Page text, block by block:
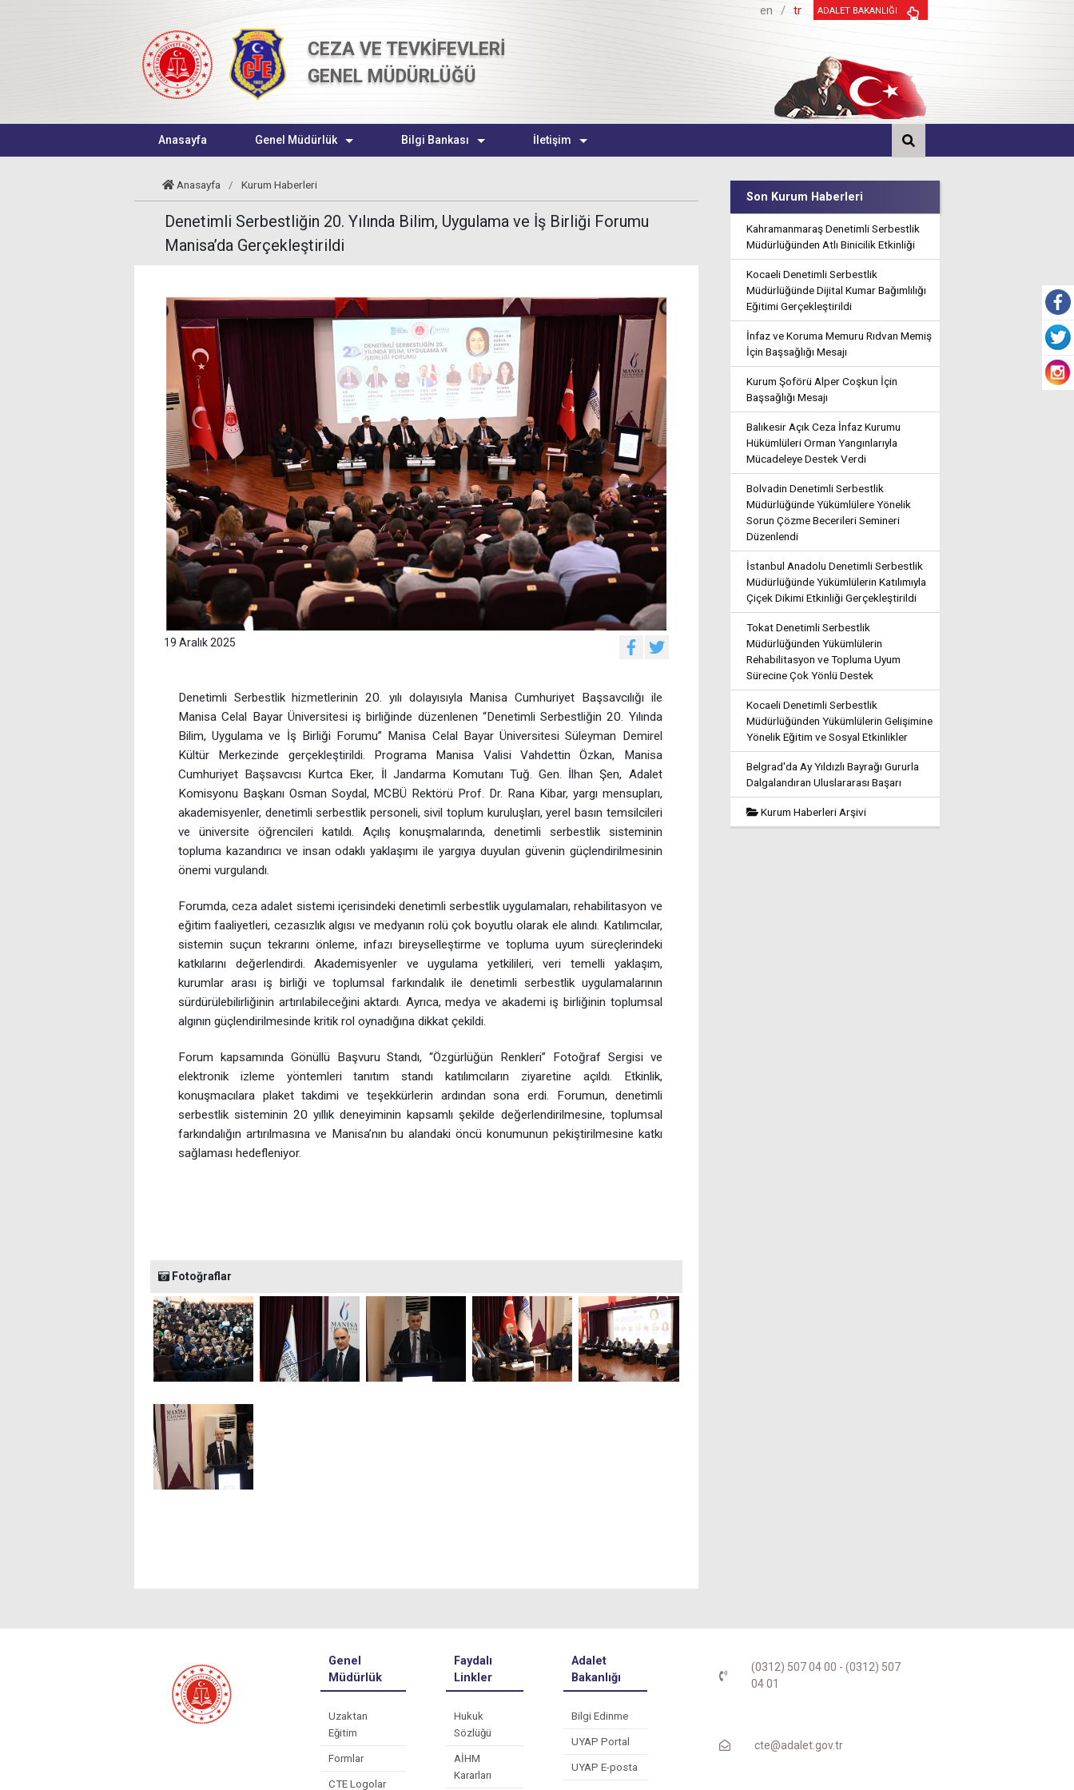
CEZA VE TEVKİFEVLERİ
GENEL MÜDÜRLÜĞÜ
en / tr ADALET BAKANLIĞI
Anasayfa Genel Müdürlük Bilgi Bankası İletişim
Anasayfa / Kurum Haberleri
Denetimli Serbestliğin 20. Yılında Bilim, Uygulama ve İş Birliği Forumu
Manisa’da Gerçekleştirildi
19 Aralık 2025
Denetimli Serbestlik hizmetlerinin 20. yılı dolayısıyla Manisa Cumhuriyet Başsavcılığı ile
Manisa Celal Bayar Üniversitesi iş birliğinde düzenlenen “Denetimli Serbestliğin 20. Yılında
Bilim, Uygulama ve İş Birliği Forumu” Manisa Celal Bayar Üniversitesi Süleyman Demirel
Kültür Merkezinde gerçekleştirildi. Programa Manisa Valisi Vahdettin Özkan, Manisa
Cumhuriyet Başsavcısı Kurtca Eker, İl Jandarma Komutanı Tuğ. Gen. İlhan Şen, Adalet
Komisyonu Başkanı Osman Soydal, MCBÜ Rektörü Prof. Dr. Rana Kibar, yargı mensupları,
akademisyenler, denetimli serbestlik personeli, sivil toplum kuruluşları, yerel basın temsilcileri
ve üniversite öğrencileri katıldı. Açılış konuşmalarında, denetimli serbestlik sisteminin
topluma kazandırıcı ve insan odaklı yaklaşımı ile yargıya duyulan güvenin güçlendirilmesinin
önemi vurgulandı.
Forumda, ceza adalet sistemi içerisindeki denetimli serbestlik uygulamaları, rehabilitasyon ve
eğitim faaliyetleri, cezasızlık algısı ve medyanın rolü çok boyutlu olarak ele alındı. Katılımcılar,
sistemin suçun tekrarını önleme, infazı bireyselleştirme ve topluma uyum süreçlerindeki
katkılarını değerlendirdi. Akademisyenler ve uygulama yetkilileri, veri temelli yaklaşım,
kurumlar arası iş birliği ve toplumsal farkındalık ile denetimli serbestlik uygulamalarının
sürdürülebilirliğinin artırılabileceğini aktardı. Ayrıca, medya ve akademi iş birliğinin toplumsal
algının güçlendirilmesinde kritik rol oynadığına dikkat çekildi.
Forum kapsamında Gönüllü Başvuru Standı, “Özgürlüğün Renkleri” Fotoğraf Sergisi ve
elektronik izleme yöntemleri tanıtım standı katılımcıların ziyaretine açıldı. Etkinlik,
konuşmacılara plaket takdimi ve teşekkürlerin ardından sona erdi. Forumun, denetimli
serbestlik sisteminin 20 yıllık deneyiminin kapsamlı şekilde değerlendirilmesine, toplumsal
farkındalığın artırılmasına ve Manisa’nın bu alandaki öncü konumunun pekiştirilmesine katkı
sağlaması hedefleniyor.
Fotoğraflar
Son Kurum Haberleri
Kahramanmaraş Denetimli Serbestlik
Müdürlüğünden Atlı Binicilik Etkinliği
Kocaeli Denetimli Serbestlik
Müdürlüğünde Dijital Kumar Bağımlılığı
Eğitimi Gerçekleştirildi
İnfaz ve Koruma Memuru Rıdvan Memiş
İçin Başsağlığı Mesajı
Kurum Şoförü Alper Coşkun İçin
Başsağlığı Mesajı
Balıkesir Açık Ceza İnfaz Kurumu
Hükümlüleri Orman Yangınlarıyla
Mücadeleye Destek Verdi
Bolvadin Denetimli Serbestlik
Müdürlüğünde Yükümlülere Yönelik
Sorun Çözme Becerileri Semineri
Düzenlendi
İstanbul Anadolu Denetimli Serbestlik
Müdürlüğünde Yükümlülerin Katılımıyla
Çiçek Dikimi Etkinliği Gerçekleştirildi
Tokat Denetimli Serbestlik
Müdürlüğünden Yükümlülerin
Rehabilitasyon ve Topluma Uyum
Sürecine Çok Yönlü Destek
Kocaeli Denetimli Serbestlik
Müdürlüğünden Yükümlülerin Gelişimine
Yönelik Eğitim ve Sosyal Etkinlikler
Belgrad'da Ay Yıldızlı Bayrağı Gururla
Dalgalandıran Uluslararası Başarı
Kurum Haberleri Arşivi
Genel
Müdürlük
Uzaktan
Eğitim
Formlar
CTE Logolar
Faydalı
Linkler
Hukuk
Sözlüğü
AİHM
Kararları
Adalet
Bakanlığı
Bilgi Edinme
UYAP Portal
UYAP E-posta
(0312) 507 04 00 - (0312) 507
04 01
cte@adalet.gov.tr